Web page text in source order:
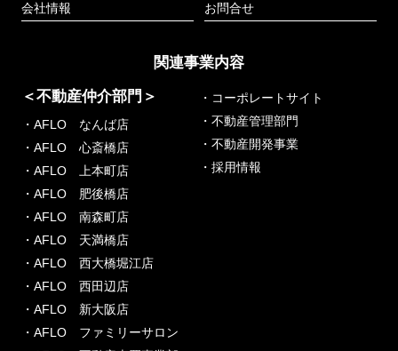
会社情報 お問合せ
関連事業内容
＜不動産仲介部門＞
・AFLO なんば店
・AFLO 心斎橋店
・AFLO 上本町店
・AFLO 肥後橋店
・AFLO 南森町店
・AFLO 天満橋店
・AFLO 西大橋堀江店
・AFLO 西田辺店
・AFLO 新大阪店
・AFLO ファミリーサロン
・コーポレートサイト
・不動産管理部門
・不動産開発事業
・採用情報